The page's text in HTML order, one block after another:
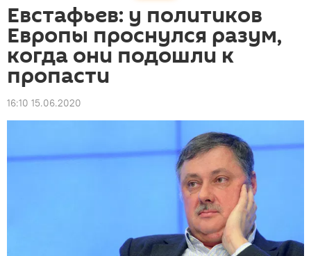
Евстафьев: у политиков
Европы проснулся разум,
когда они подошли к
пропасти
16:10 15.06.2020